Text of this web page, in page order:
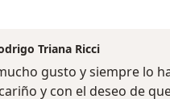
Triana Ricci
gusto y siempre lo
y con el deseo de